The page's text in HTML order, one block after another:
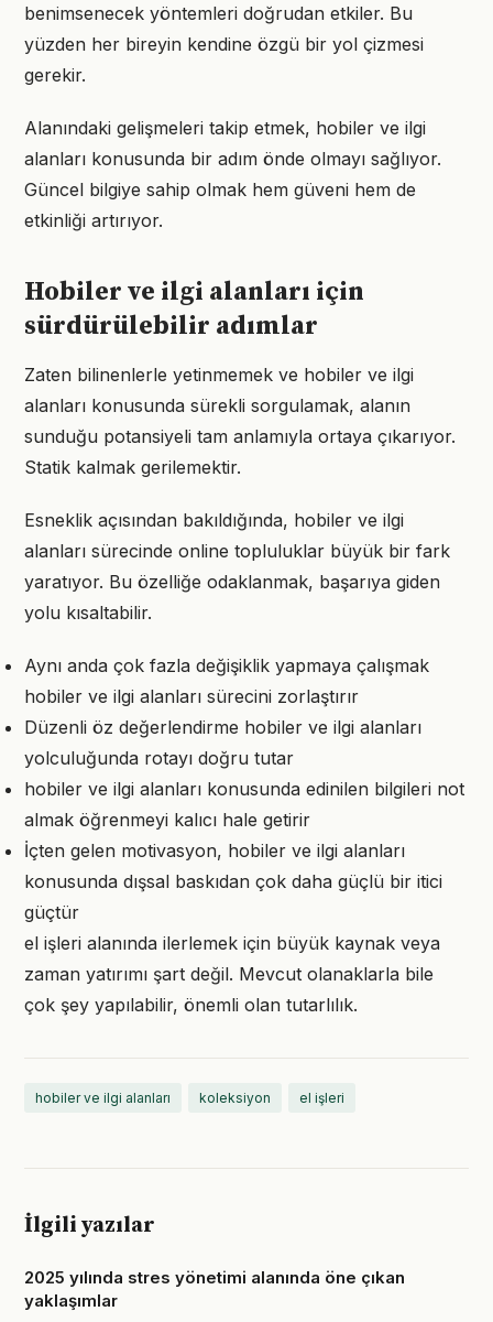
benimsenecek yöntemleri doğrudan etkiler. Bu
yüzden her bireyin kendine özgü bir yol çizmesi
gerekir.
Alanındaki gelişmeleri takip etmek, hobiler ve ilgi
alanları konusunda bir adım önde olmayı sağlıyor.
Güncel bilgiye sahip olmak hem güveni hem de
etkinliği artırıyor.
Hobiler ve ilgi alanları için
sürdürülebilir adımlar
Zaten bilinenlerle yetinmemek ve hobiler ve ilgi
alanları konusunda sürekli sorgulamak, alanın
sunduğu potansiyeli tam anlamıyla ortaya çıkarıyor.
Statik kalmak gerilemektir.
Esneklik açısından bakıldığında, hobiler ve ilgi
alanları sürecinde online topluluklar büyük bir fark
yaratıyor. Bu özelliğe odaklanmak, başarıya giden
yolu kısaltabilir.
Aynı anda çok fazla değişiklik yapmaya çalışmak
hobiler ve ilgi alanları sürecini zorlaştırır
Düzenli öz değerlendirme hobiler ve ilgi alanları
yolculuğunda rotayı doğru tutar
hobiler ve ilgi alanları konusunda edinilen bilgileri not
almak öğrenmeyi kalıcı hale getirir
İçten gelen motivasyon, hobiler ve ilgi alanları
konusunda dışsal baskıdan çok daha güçlü bir itici
güçtür
el işleri alanında ilerlemek için büyük kaynak veya
zaman yatırımı şart değil. Mevcut olanaklarla bile
çok şey yapılabilir, önemli olan tutarlılık.
hobiler ve ilgi alanları koleksiyon el işleri
İlgili yazılar
2025 yılında stres yönetimi alanında öne çıkan
yaklaşımlar